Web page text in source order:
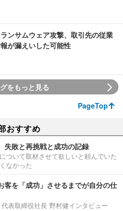
ンサムウェア攻撃、取引先の従業
が漏えいした可能性
をもっと見る
PageTop
おすすめ
失敗と再挑戦と成功の記録
ついて取材させて欲しいと頼んでいた
なかった
客を「成功」させるまでが自分の仕
表取締役社長 野村健インタビュー